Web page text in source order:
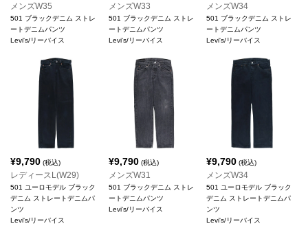
メンズW35
501 ブラックデニム ストレ
ートデニムパンツ
Levi's/リーバイス
メンズW33
501 ブラックデニム ストレ
ートデニムパンツ
Levi's/リーバイス
メンズW34
501 ブラックデニム ストレ
ートデニムパンツ
Levi's/リーバイス
¥9,790 (税込)
レディースL(W29)
501 ユーロモデル ブラック
デニム ストレートデニムパ
ンツ
Levi's/リーバイス
¥9,790(税込)
メンズW31
501 ブラックデニム ストレ
ートデニムパンツ
Levi's/リーバイス
¥9,790 (税込)
メンズW34
501 ユーロモデル ブラック
デニム ストレートデニムパ
ンツ
Levi's/リーバイス